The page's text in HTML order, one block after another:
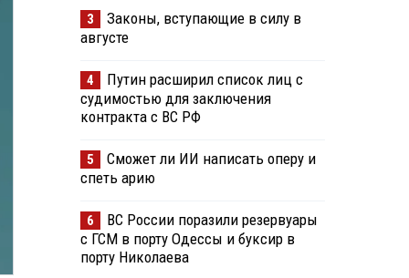
3
Законы, вступающие в силу в
августе
4
Путин расширил список лиц с
судимостью для заключения
контракта с ВС РФ
5
Сможет ли ИИ написать оперу и
спеть арию
6
ВС России поразили резервуары
с ГСМ в порту Одессы и буксир в
порту Николаева